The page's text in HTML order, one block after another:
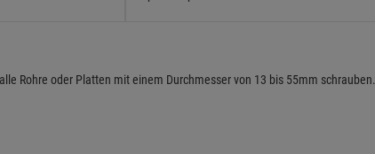
Rohre oder Platten mit einem Durchmesser von 13 bis 55mm schrauben.